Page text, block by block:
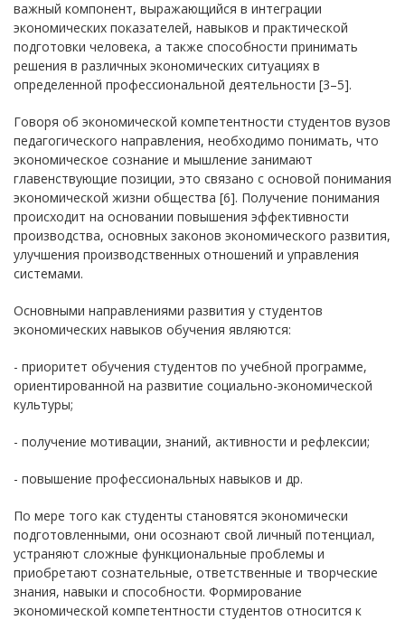
важный компонент, выражающийся в интеграции
экономических показателей, навыков и практической
подготовки человека, а также способности принимать
решения в различных экономических ситуациях в
определенной профессиональной деятельности [3–5].
Говоря об экономической компетентности студентов вузов
педагогического направления, необходимо понимать, что
экономическое сознание и мышление занимают
главенствующие позиции, это связано с основой понимания
экономической жизни общества [6]. Получение понимания
происходит на основании повышения эффективности
производства, основных законов экономического развития,
улучшения производственных отношений и управления
системами.
Основными направлениями развития у студентов
экономических навыков обучения являются:
- приоритет обучения студентов по учебной программе,
ориентированной на развитие социально-экономической
культуры;
- получение мотивации, знаний, активности и рефлексии;
- повышение профессиональных навыков и др.
По мере того как студенты становятся экономически
подготовленными, они осознают свой личный потенциал,
устраняют сложные функциональные проблемы и
приобретают сознательные, ответственные и творческие
знания, навыки и способности. Формирование
экономической компетентности студентов относится к